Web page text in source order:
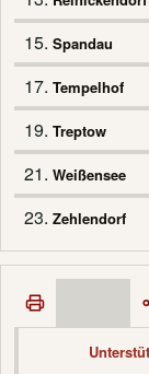
15. Spandau
17. Tempelhof
19. Treptow
21. Weißensee
23. Zehlendorf